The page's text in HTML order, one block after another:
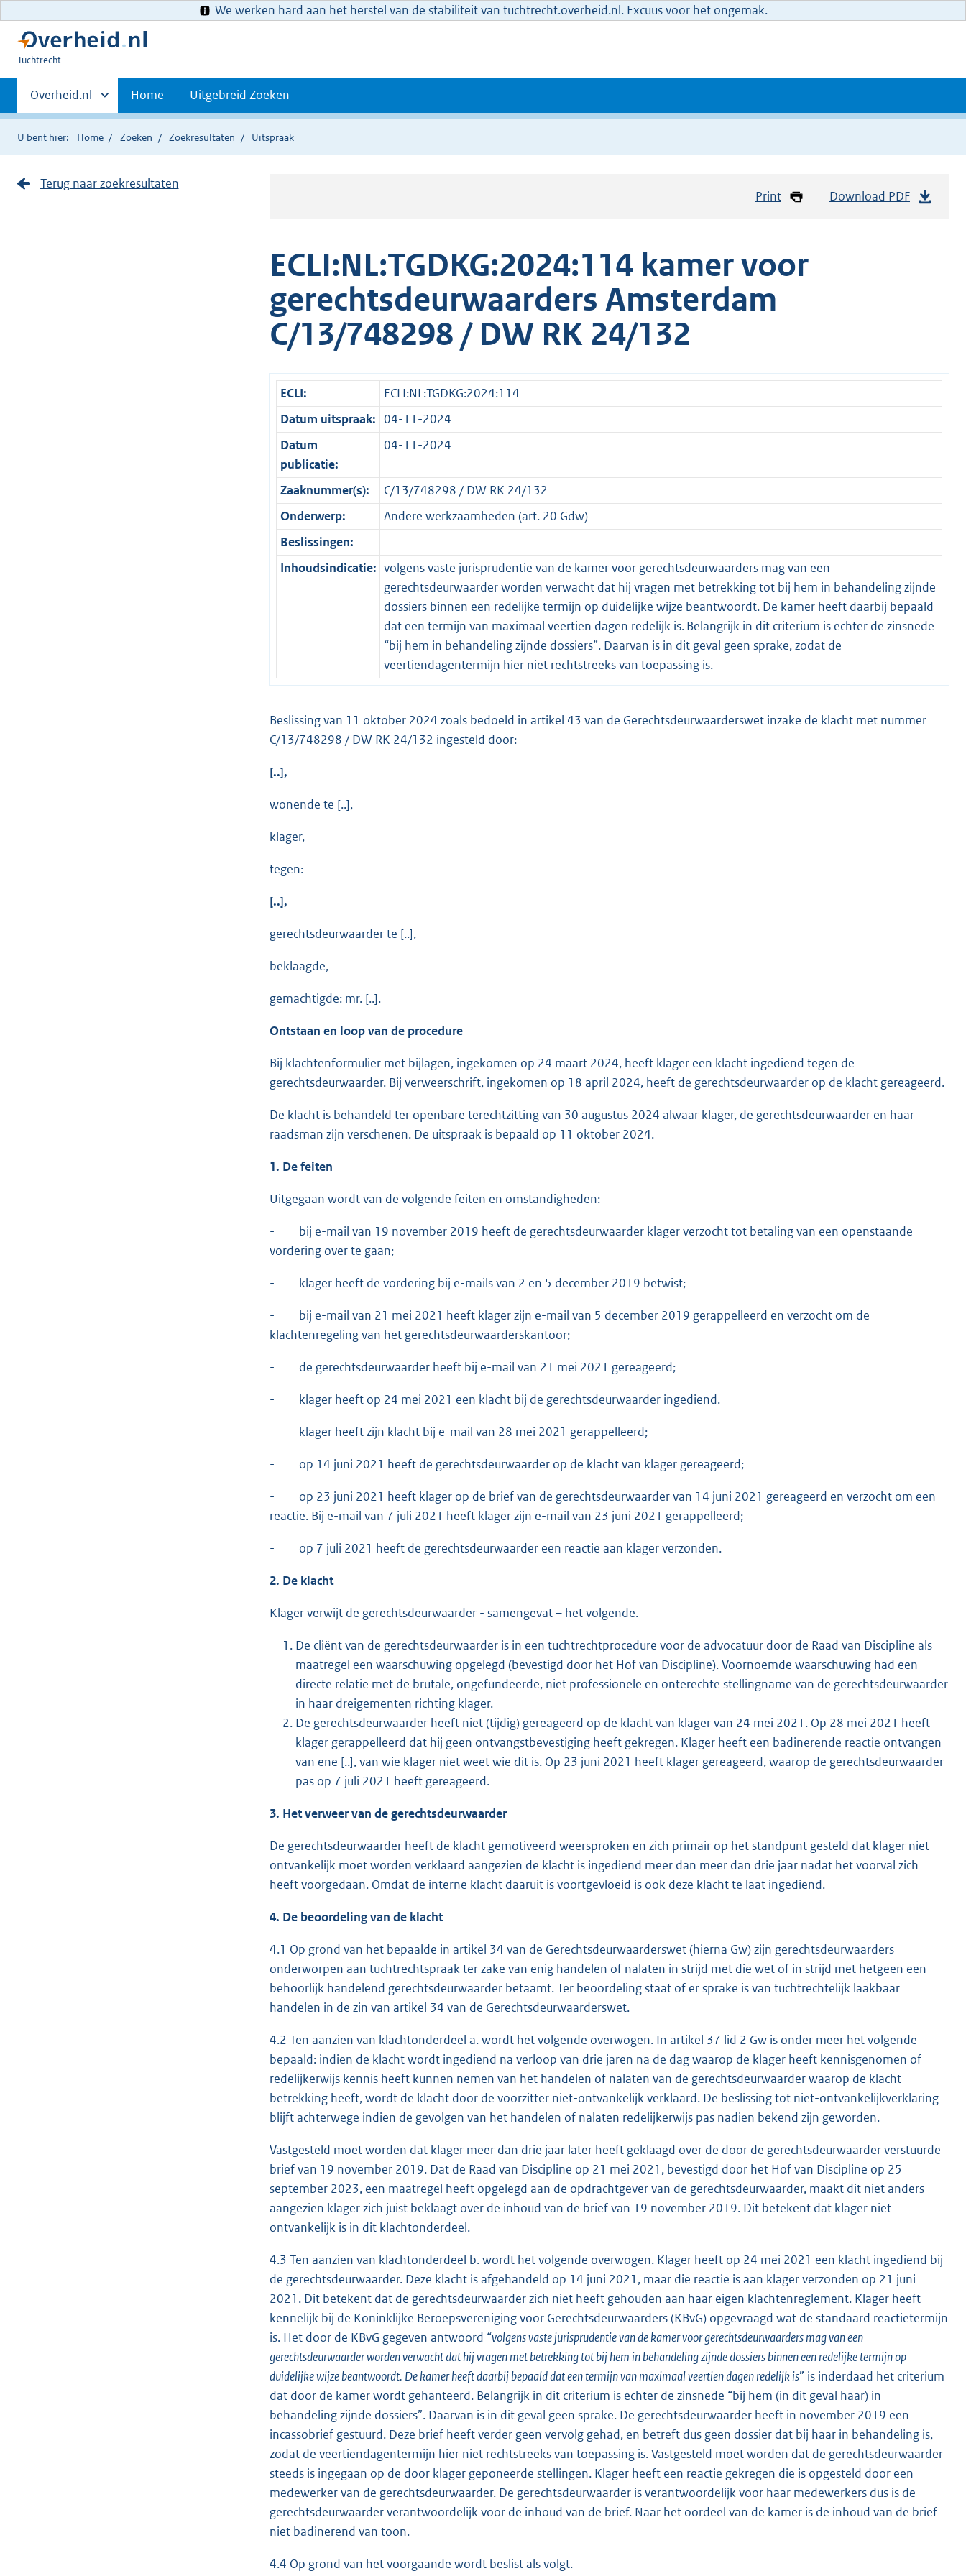
We werken hard aan het herstel van de stabiliteit van tuchtrecht.overheid.nl. Excuus voor het ongemak.
U
hier:
Tuchtrecht
Primaire
navigatie
Andere
sites
binnen
Overheid.nl Home Uitgebreid Zoeken
U bent hier: Home Zoeken Zoekresultaten Uitspraak
Print Download PDF
ECLI:NL:TGDKG:2024:114 kamer voor
gerechtsdeurwaarders Amsterdam
C/13/748298 / DW RK 24/132
ECLI:
ECLI:NL:TGDKG:2024:114
Datum uitspraak: 04-11-2024
Datum
publicatie:
04-11-2024
Zaaknummer(s):
C/13/748298 / DW RK 24/132
Onderwerp:
Andere werkzaamheden (art. 20 Gdw)
Beslissingen:
Inhoudsindicatie: volgens vaste jurisprudentie van de kamer voor gerechtsdeurwaarders mag van een
gerechtsdeurwaarder worden verwacht dat hij vragen met betrekking tot bij hem in behandeling zijnde
dossiers binnen een redelijke termijn op duidelijke wijze beantwoordt. De kamer heeft daarbij bepaald
dat een termijn van maximaal veertien dagen redelijk is. Belangrijk in dit criterium is echter de zinsnede
“bij hem in behandeling zijnde dossiers”. Daarvan is in dit geval geen sprake, zodat de
veertiendagentermijn hier niet rechtstreeks van toepassing is.
Beslissing van 11 oktober 2024 zoals bedoeld in artikel 43 van de Gerechtsdeurwaarderswet inzake de klacht met nummer
C/13/748298 / DW RK 24/132 ingesteld door:
[..],
wonende te [..],
klager,
tegen:
[..],
gerechtsdeurwaarder te [..],
beklaagde,
gemachtigde: mr. [..].
Ontstaan en loop van de procedure
Bij klachtenformulier met bijlagen, ingekomen op 24 maart 2024, heeft klager een klacht ingediend tegen de
gerechtsdeurwaarder. Bij verweerschrift, ingekomen op 18 april 2024, heeft de gerechtsdeurwaarder op de klacht gereageerd.
De klacht is behandeld ter openbare terechtzitting van 30 augustus 2024 alwaar klager, de gerechtsdeurwaarder en haar
raadsman zijn verschenen. De uitspraak is bepaald op 11 oktober 2024.
1. De feiten
Uitgegaan wordt van de volgende feiten en omstandigheden:
- bij e-mail van 19 november 2019 heeft de gerechtsdeurwaarder klager verzocht tot betaling van een openstaande
vordering over te gaan;
- klager heeft de vordering bij e-mails van 2 en 5 december 2019 betwist;
- bij e-mail van 21 mei 2021 heeft klager zijn e-mail van 5 december 2019 gerappelleerd en verzocht om de
klachtenregeling van het gerechtsdeurwaarderskantoor;
- de gerechtsdeurwaarder heeft bij e-mail van 21 mei 2021 gereageerd;
- klager heeft op 24 mei 2021 een klacht bij de gerechtsdeurwaarder ingediend.
- klager heeft zijn klacht bij e-mail van 28 mei 2021 gerappelleerd;
- op 14 juni 2021 heeft de gerechtsdeurwaarder op de klacht van klager gereageerd;
- op 23 juni 2021 heeft klager op de brief van de gerechtsdeurwaarder van 14 juni 2021 gereageerd en verzocht om een
reactie. Bij e-mail van 7 juli 2021 heeft klager zijn e-mail van 23 juni 2021 gerappelleerd;
- op 7 juli 2021 heeft de gerechtsdeurwaarder een reactie aan klager verzonden.
2. De klacht
Klager verwijt de gerechtsdeurwaarder - samengevat – het volgende.
De cliënt van de gerechtsdeurwaarder is in een tuchtrechtprocedure voor de advocatuur door de Raad van Discipline als
maatregel een waarschuwing opgelegd (bevestigd door het Hof van Discipline). Voornoemde waarschuwing had een
directe relatie met de brutale, ongefundeerde, niet professionele en onterechte stellingname van de gerechtsdeurwaarder
in haar dreigementen richting klager.
De gerechtsdeurwaarder heeft niet (tijdig) gereageerd op de klacht van klager van 24 mei 2021. Op 28 mei 2021 heeft
klager gerappelleerd dat hij geen ontvangstbevestiging heeft gekregen. Klager heeft een badinerende reactie ontvangen
van ene [..], van wie klager niet weet wie dit is. Op 23 juni 2021 heeft klager gereageerd, waarop de gerechtsdeurwaarder
pas op 7 juli 2021 heeft gereageerd.
3. Het verweer van de gerechtsdeurwaarder
De gerechtsdeurwaarder heeft de klacht gemotiveerd weersproken en zich primair op het standpunt gesteld dat klager niet
ontvankelijk moet worden verklaard aangezien de klacht is ingediend meer dan meer dan drie jaar nadat het voorval zich
heeft voorgedaan. Omdat de interne klacht daaruit is voortgevloeid is ook deze klacht te laat ingediend.
4. De beoordeling van de klacht
4.1 Op grond van het bepaalde in artikel 34 van de Gerechtsdeurwaarderswet (hierna Gw) zijn gerechtsdeurwaarders
onderworpen aan tuchtrechtspraak ter zake van enig handelen of nalaten in strijd met die wet of in strijd met hetgeen een
behoorlijk handelend gerechtsdeurwaarder betaamt. Ter beoordeling staat of er sprake is van tuchtrechtelijk laakbaar
handelen in de zin van artikel 34 van de Gerechtsdeurwaarderswet.
4.2 Ten aanzien van klachtonderdeel a. wordt het volgende overwogen. In artikel 37 lid 2 Gw is onder meer het volgende
bepaald: indien de klacht wordt ingediend na verloop van drie jaren na de dag waarop de klager heeft kennisgenomen of
redelijkerwijs kennis heeft kunnen nemen van het handelen of nalaten van de gerechtsdeurwaarder waarop de klacht
betrekking heeft, wordt de klacht door de voorzitter niet-ontvankelijk verklaard. De beslissing tot niet-ontvankelijkverklaring
blijft achterwege indien de gevolgen van het handelen of nalaten redelijkerwijs pas nadien bekend zijn geworden.
Vastgesteld moet worden dat klager meer dan drie jaar later heeft geklaagd over de door de gerechtsdeurwaarder verstuurde
brief van 19 november 2019. Dat de Raad van Discipline op 21 mei 2021, bevestigd door het Hof van Discipline op 25
september 2023, een maatregel heeft opgelegd aan de opdrachtgever van de gerechtsdeurwaarder, maakt dit niet anders
aangezien klager zich juist beklaagt over de inhoud van de brief van 19 november 2019. Dit betekent dat klager niet
ontvankelijk is in dit klachtonderdeel.
4.3 Ten aanzien van klachtonderdeel b. wordt het volgende overwogen. Klager heeft op 24 mei 2021 een klacht ingediend bij
de gerechtsdeurwaarder. Deze klacht is afgehandeld op 14 juni 2021, maar die reactie is aan klager verzonden op 21 juni
2021. Dit betekent dat de gerechtsdeurwaarder zich niet heeft gehouden aan haar eigen klachtenreglement. Klager heeft
kennelijk bij de Koninklijke Beroepsvereniging voor Gerechtsdeurwaarders (KBvG) opgevraagd wat de standaard reactietermijn
is. Het door de KBvG gegeven antwoord “volgens vaste jurisprudentie van de kamer voor gerechtsdeurwaarders mag van een
gerechtsdeurwaarder worden verwacht dat hij vragen met betrekking tot bij hem in behandeling zijnde dossiers binnen een redelijke termijn op
duidelijke wijze beantwoordt. De kamer heeft daarbij bepaald dat een termijn van maximaal veertien dagen redelijk is” is inderdaad het criterium
dat door de kamer wordt gehanteerd. Belangrijk in dit criterium is echter de zinsnede “bij hem (in dit geval haar) in
behandeling zijnde dossiers”. Daarvan is in dit geval geen sprake. De gerechtsdeurwaarder heeft in november 2019 een
incassobrief gestuurd. Deze brief heeft verder geen vervolg gehad, en betreft dus geen dossier dat bij haar in behandeling is,
zodat de veertiendagentermijn hier niet rechtstreeks van toepassing is. Vastgesteld moet worden dat de gerechtsdeurwaarder
steeds is ingegaan op de door klager geponeerde stellingen. Klager heeft een reactie gekregen die is opgesteld door een
medewerker van de gerechtsdeurwaarder. De gerechtsdeurwaarder is verantwoordelijk voor haar medewerkers dus is de
gerechtsdeurwaarder verantwoordelijk voor de inhoud van de brief. Naar het oordeel van de kamer is de inhoud van de brief
niet badinerend van toon.
4.4 Op grond van het voorgaande wordt beslist als volgt.
Terug naar zoekresultaten